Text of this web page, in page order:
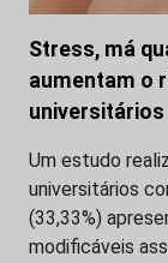
Stress, má
aumentam o
universitários
Um estudo
universitários
(33,33%)
modificáveis